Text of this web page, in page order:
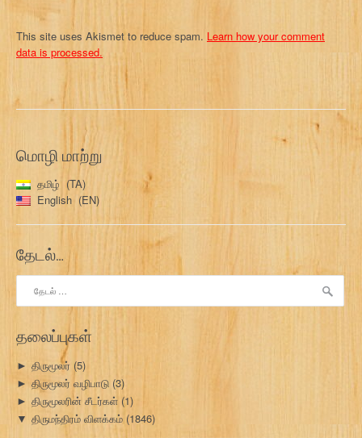
This site uses Akismet to reduce spam. Learn how your comment
data is processed.
மொழி மாற்று
தமிழ்
TA
English
EN
தேடல்…
தேடு:
தலைப்புகள்
► திருமூலர் (5)
► திருமூலர் வழிபாடு (3)
► திருமூலரின் சீடர்கள் (1)
▼ திருமந்திரம் விளக்கம் (1846)